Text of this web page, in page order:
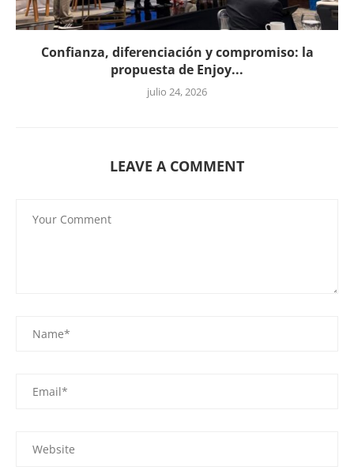
Confianza, diferenciación y compromiso: la
propuesta de Enjoy...
julio 24, 2026
LEAVE A COMMENT